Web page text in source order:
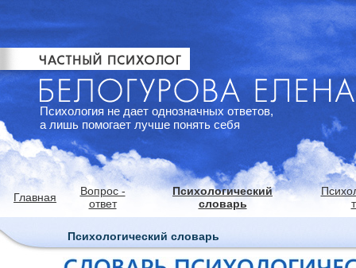
Психология не дает однозначных ответов,
а лишь помогает лучше понять себя
Главная
Вопрос -
ответ
Психологический
словарь
Психологический словарь